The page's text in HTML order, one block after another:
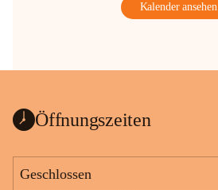
Kalender ansehen
Öffnungszeiten
Geschlossen